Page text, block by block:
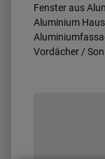
Fenster aus
Aluminium
Vordächer /